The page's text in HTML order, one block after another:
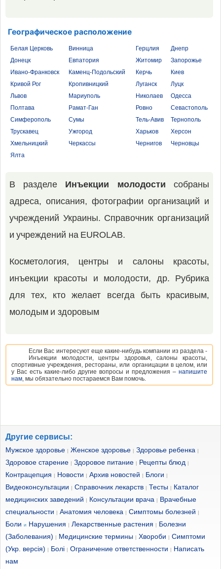
Географическое расположение
Белая Церковь Винница Герцлия
Днепр
Донецк
Евпатория Житомир
Запорожье
Ивано-Франковск
Каменц-Подольский Керчь
Киев
Кривой Рог
Кропивницкий Луганск
Луцк
Львов
Мариуполь Николаев
Одесса
Полтава
Рамат-Ган Ровно
Севастополь
Симферополь
Сумы Тель-Авив
Тернополь
Трускавец
Ужгород Харьков
Херсон
Хмельницкий
Черкассы Чернигов
Черновцы
Ялта
В разделе Инъекции молодости собраны
адреса, описания, фотографии организаций и
учреждений Украины. Справочник организаций
и учреждений на EUROLAB.
Косметология, центры и салоны красоты,
инъекции красоты и молодости, др. Рубрика
для тех, кто желает всегда быть красивым,
молодым и здоровым
Если Вас интересуют еще какие-нибудь компании из раздела -
Инъекции молодости, центры здоровья, салоны красоты,
спортивные учреждения, рестораны, или органицации в целом, или
у Вас есть какие-либо другие вопросы и предложения – напишите
нам, мы обязательно постараемся Вам помочь.
Другие сервисы:
Мужское здоровье | Женское здоровье | Здоровье ребенка |
Здоровое старение | Здоровое питание | Рецепты блюд |
Контрацепция | Новости | Архив новостей | Блоги |
Видеоконсультации | Справочник лекарств | Тесты | Каталог
медицинских заведений | Консультации врача | Врачебные
специальности | Анатомия человека | Симптомы болезней |
Боли и Нарушения | Лекарственные растения | Болезни
(Заболевания) | Медицинские термины | Хвороби | Симптоми
(Укр. версія) | Болі | Ограничение ответственности | Написать
нам